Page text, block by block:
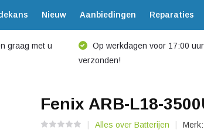
Nieuw Aanbiedingen Reparaties
graag met u
Op werkdagen voor 17:00
verzonden!
Fenix ARB-L18-
Alles over Batterijen